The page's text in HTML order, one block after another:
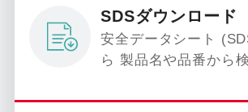
SDSダウンロード
安全データシート
ら 製品名や品番から